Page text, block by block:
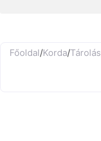
Főoldal/Korda/Tárolás